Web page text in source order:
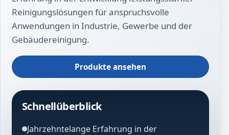
Reinigungslösungen für anspruchsvolle
Anwendungen in Industrie, Gewerbe und der
Gebäudereinigung.
Produkte ansehen
Schnellüberblick
Jahrzehntelange Erfahrung in der